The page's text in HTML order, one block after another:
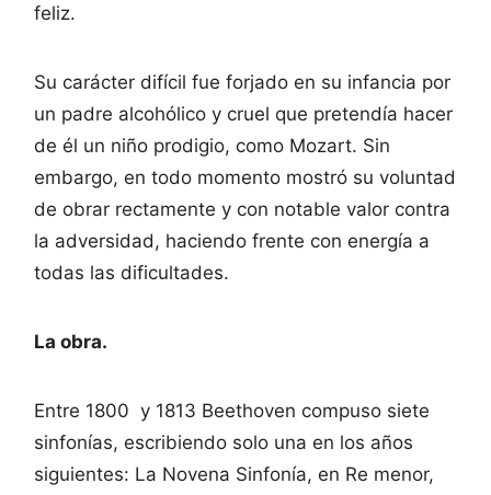
feliz.
Su carácter difícil fue forjado en su infancia por
un padre alcohólico y cruel que pretendía hacer
de él un niño prodigio, como Mozart. Sin
embargo, en todo momento mostró su voluntad
de obrar rectamente y con notable valor contra
la adversidad, haciendo frente con energía a
todas las dificultades.
La obra.
Entre 1800 y 1813 Beethoven compuso siete
sinfonías, escribiendo solo una en los años
siguientes: La Novena Sinfonía, en Re menor,